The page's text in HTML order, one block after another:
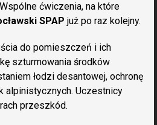
ćwiczenia, na które
SPAP już po raz kolejny.
do pomieszczeń i ich
szturmowania środków
łodzi desantowej, ochronę
alpinistycznych. Uczestnicy
przeszkód.